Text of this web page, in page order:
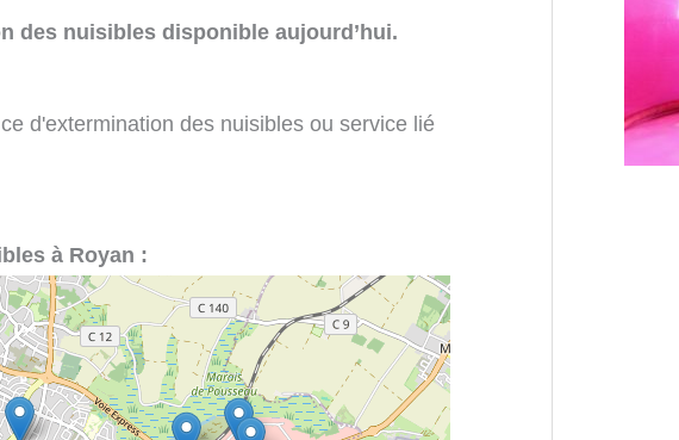
des nuisibles disponible aujourd’hui.
d'extermination des nuisibles ou service lié
à Royan :